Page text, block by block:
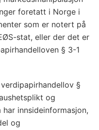
foretatt i Norge i
som er notert på
stat, eller der det er
§ 3-1
§
og
innsideinformasjon,
og